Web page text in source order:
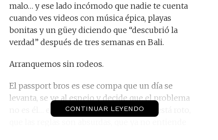
malo… y ese lado incómodo que nadie te cuenta
cuando ves videos con música épica, playas
bonitas y un güey diciendo que “descubrió la
verdad” después de tres semanas en Bali.
Arranquemos sin rodeos.
El passport bros es ese compa que un día se
levanta, se ve al espejo y decide que el problema
no es él… es todo su país. Que el dating está roto,
CONTINUAR LEYENDO